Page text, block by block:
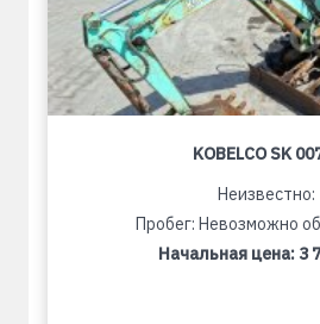
KOBELCO SK
Неизвестно:
Пробег: Невозможно
Начальная цена: 3